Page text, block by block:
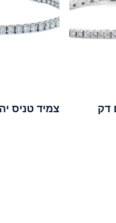
דק צמיד טניס